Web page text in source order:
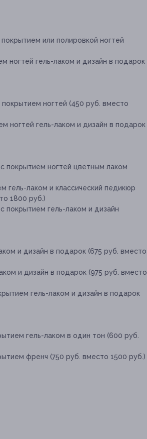
или полировкой ногтей
ногтей гель-лаком и дизайн в подарок
ногтей (450 руб. вместо
ногтей гель-лаком и дизайн в подарок
покрытием ногтей цветным лаком
гель-лаком и классический педикюр
1800 руб.)
покрытием гель-лаком и дизайн
и дизайн в подарок (675 руб. вместо
и дизайн в подарок (975 руб. вместо
гель-лаком и дизайн в подарок
гель-лаком в один тон (600 руб.
френч (750 руб. вместо 1500 руб.)